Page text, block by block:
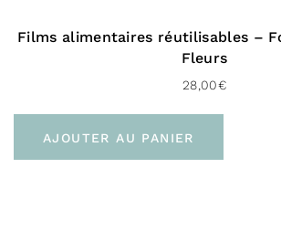
Films alimentaires réutilisables –
Fleurs
28,00€
AJOUTER AU PANIER